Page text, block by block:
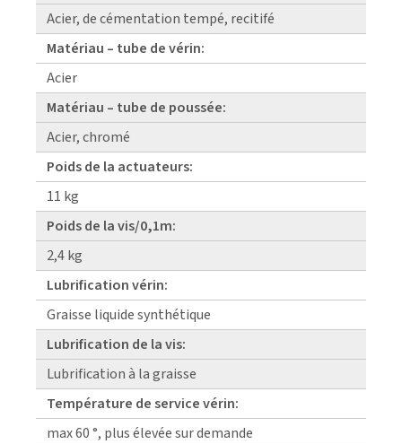
Acier, de cémentation tempé, recitifé
Matériau – tube de vérin:
Acier
Matériau – tube de poussée:
Acier, chromé
Poids de la actuateurs:
11 kg
Poids de la vis/0,1m:
2,4 kg
Lubrification vérin:
Graisse liquide synthétique
Lubrification de la vis:
Lubrification à la graisse
Température de service vérin:
max 60 °, plus élevée sur demande